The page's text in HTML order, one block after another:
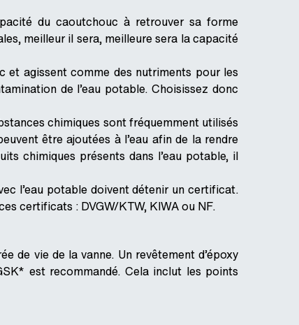
du caoutchouc à retrouver sa forme
meilleur il sera, meilleure sera la capacité
et agissent comme des nutriments pour les
de l’eau potable. Choisissez donc
chimiques sont fréquemment utilisés
être ajoutées à l’eau afin de la rendre
chimiques présents dans l’eau potable, il
l’eau potable doivent détenir un certificat.
certificats : DVGW/KTW, KIWA ou NF.
de vie de la vanne. Un revêtement d’époxy
est recommandé. Cela inclut les points